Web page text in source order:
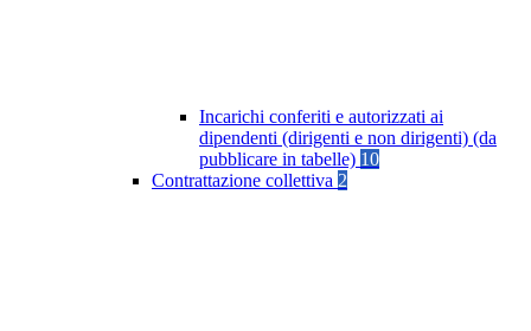
Incarichi conferiti e autorizzati ai
dipendenti (dirigenti e non dirigenti) (da
pubblicare in tabelle) 10
Contrattazione collettiva 2